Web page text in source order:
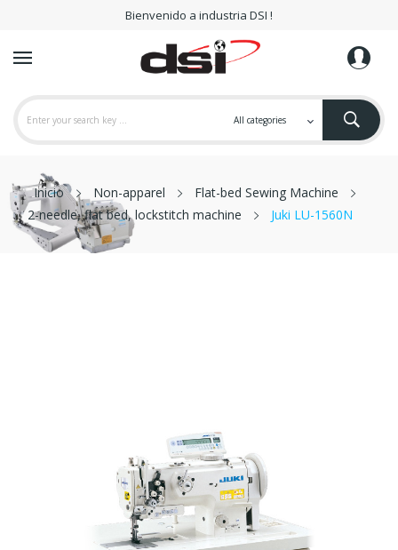
Bienvenido a industria DSI !
Inicio Non-apparel
Flat-bed Sewing Machine
2-needle, flat bed, lockstitch machine
Juki LU-1560N